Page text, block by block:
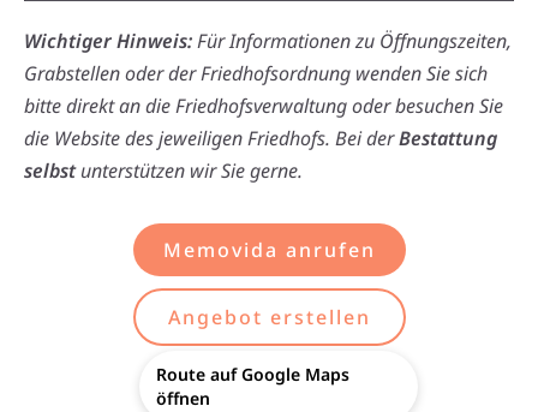
Wichtiger Hinweis:Für Informationen zu Öffnungszeiten,
Grabstellen oder der Friedhofsordnung wenden Sie sich
bitte direkt an die Friedhofsverwaltung oder besuchen Sie
die Website des jeweiligen Friedhofs. Bei derBestattung
selbstunterstützen wir Sie gerne.
Memovida anrufen
Angebot erstellen
Route auf Google Maps
öffnen